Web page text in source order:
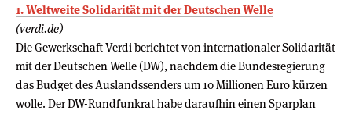
1. Weltweite Solidarität mit der Deutschen Welle
(verdi.de)
Die Gewerkschaft Verdi berichtet von internationaler Solidarität
mit der Deutschen Welle (DW), nachdem die Bundesregierung
das Budget des Auslandssenders um 10 Millionen Euro kürzen
wolle. Der DW-Rundfunkrat habe daraufhin einen Sparplan